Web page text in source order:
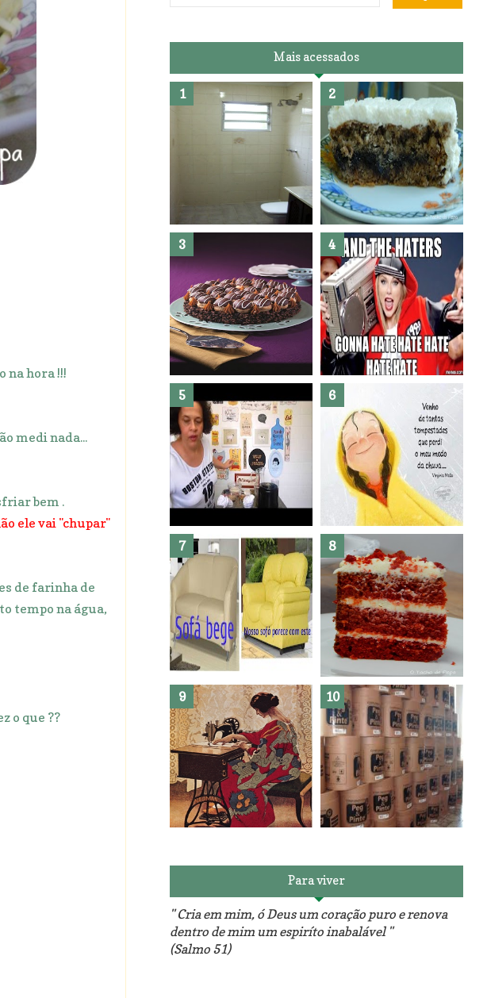
na hora !!!
medi nada...
bem .
ele vai "chupar"
de farinha de
tempo na água,
o que ??
Mais acessados
Banheiro novo por menos de
R$300,00 ?? E sem quebra
quebra ??( Editado)
Posso congelar bolo ??
Dez bolos pra fazer antes de
morrer !
Haters, como surgiram?
Como fazer leites vegetais ? O medo que habita em nós.
Reforma do sofá, agora é
em patchwork!
The Red Velvet !!! O Perfeito
Para viver
" Cria em mim, ó Deus um coração puro e renova
dentro de mim um espiríto inabalável "
(Salmo 51)